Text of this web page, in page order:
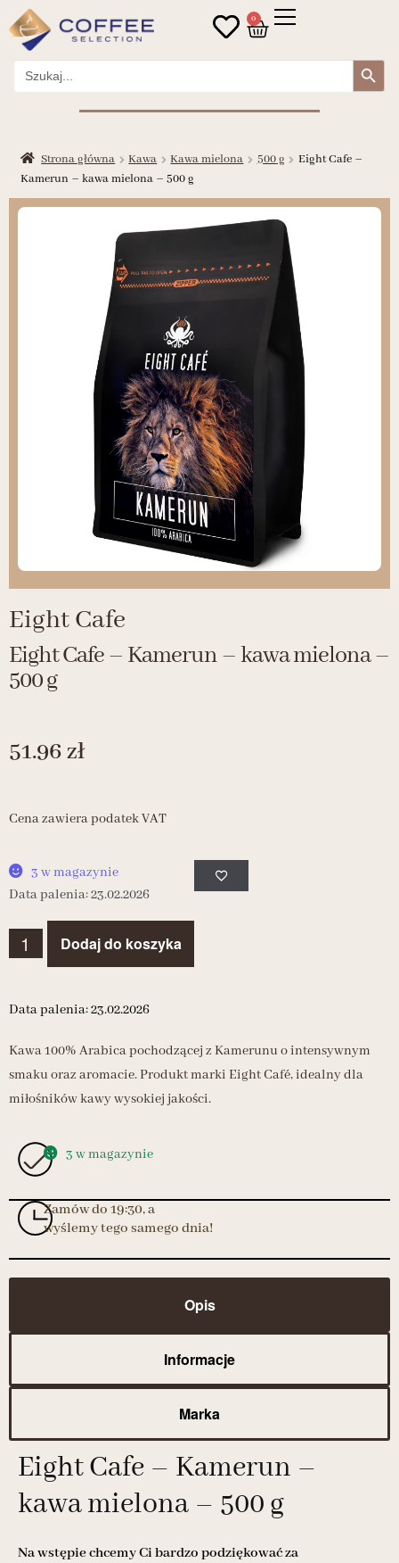
0
Search
for:
Search Button
Strona główna Kawa Kawa mielona 500 g
Eight Cafe –
Kamerun – kawa mielona – 500 g
Eight Cafe
Eight Cafe – Kamerun – kawa mielona –
500 g
51.96zł
Cena zawiera podatek VAT
3 w magazynie
Data palenia: 23.02.2026
Dodaj do koszyka
Data palenia: 23.02.2026
Kawa 100% Arabica pochodzącej z Kamerunu o intensywnym
smaku oraz aromacie. Produkt marki Eight Café, idealny dla
miłośników kawy wysokiej jakości.
3 w magazynie
Zamów do 19:30, a
wyślemy tego samego dnia!
Opis
Informacje
Marka
Eight Cafe – Kamerun –
kawa mielona – 500 g
Na wstępie chcemy Ci bardzo podziękować za